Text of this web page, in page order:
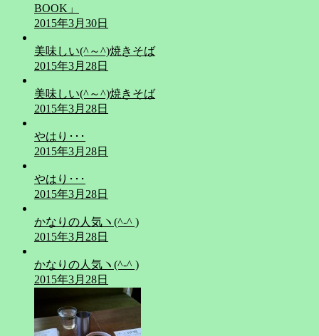
BOOK」
2015年3月30日
美味しい(^～^)焼きそば
2015年3月28日
美味しい(^～^)焼きそば
2015年3月28日
やはり･･･
2015年3月28日
やはり･･･
2015年3月28日
かなりの人気ヽ(^-^ )
2015年3月28日
かなりの人気ヽ(^-^ )
2015年3月28日